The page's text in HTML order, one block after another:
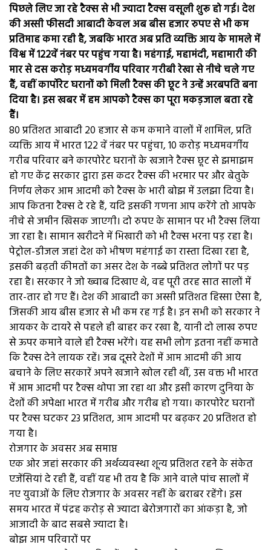
पिछले लिए जा रहे टैक्स से भी ज्यादा टैक्स वसूली शुरू हो गई। देश
की अस्सी फीसदी आबादी केवल अब बीस हजार रुपए से भी कम
प्रतिमाह कमा रही है, जबकि भारत अब प्रति व्यक्ति आय के मामले में
विश्व में 122वें नंबर पर पहुंच गया है। महंगाई, महामंदी, महामारी की
मार से दस करोड़ मध्यमवर्गीय परिवार गरीबी रेखा से नीचे चले गए
हैं, वहीं कार्पोरेट घरानों को मिली टैक्स की छूट ने उन्हें अरबपति बना
दिया है। इस खबर में हम आपको टैक्स का पूरा मकड़जाल बता रहे
हैं।
80 प्रतिशत आबादी 20 हजार से कम कमाने वालों में शामिल, प्रति
व्यक्ति आय में भारत 122 वें नंबर पर पहुंचा, 10 करोड़ मध्यमवर्गीय
गरीब परिवार बने कारपोरेट घरानों के खजाने टैक्स छूट से झमाझम
हो गए केंद्र सरकार द्वारा इस कदर टैक्स की भरमार पर और बेतुके
निर्णय लेकर आम आदमी को टैक्स के भारी बोझ में उलझा दिया है।
आप कितना टैक्स दे रहे हैं, यदि इसकी गणना आप करेंगे तो आपके
नीचे से जमीन खिसक जाएगी। दो रुपए के सामान पर भी टैक्स लिया
जा रहा है। सामान खरीदने में भिखारी को भी टैक्स भरना पड़ रहा है।
पेट्रोल-डीजल जहां देश को भीषण महंगाई का रास्ता दिखा रहा है,
इसकी बढ़ती कीमतों का असर देश के नब्बे प्रतिशत लोगों पर पड़
रहा है। सरकार ने जो ख्वाब दिखाए थे, वह पूरी तरह सात सालों में
तार-तार हो गए हैं। देश की आबादी का अस्सी प्रतिशत हिस्सा ऐसा है,
जिसकी आय बीस हजार से भी कम रह गई है। इन सभी को सरकार ने
आयकर के दायरे से पहले ही बाहर कर रखा है, यानी दो लाख रुपए
से ऊपर कमाने वाले ही टैक्स भरेंगे। यह सभी लोग इतना नहीं कमाते
कि टैक्स देने लायक रहें। जब दूसरे देशों में आम आदमी की आय
बचाने के लिए सरकारें अपने खजाने खोल रही थीं, उस वक्त भी भारत
में आम आदमी पर टैक्स थोपा जा रहा था और इसी कारण दुनिया के
देशों की अपेक्षा भारत में गरीब और गरीब हो गया। कारपोरेट घरानों
पर टैक्स घटकर 23 प्रतिशत, आम आदमी पर बढ़कर 20 प्रतिशत हो
गया है।
रोजगार के अवसर अब समाप्त
एक ओर जहां सरकार की अर्थव्यवस्था शून्य प्रतिशत रहने के संकेत
एजेंसियां दे रही हैं, वहीं यह भी तय है कि आने वाले पांच सालों में
नए युवाओं के लिए रोजगार के अवसर नहीं के बराबर रहेंगे। इस
समय भारत में पंद्रह करोड़ से ज्यादा बेरोजगारों का आंकड़ा है, जो
आजादी के बाद सबसे ज्यादा है।
बोझ आम परिवारों पर